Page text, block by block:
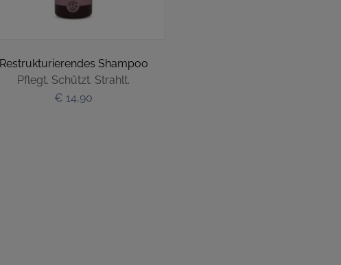
Restrukturierendes Shampoo
Pflegt. Schützt. Strahlt.
€ 14,90